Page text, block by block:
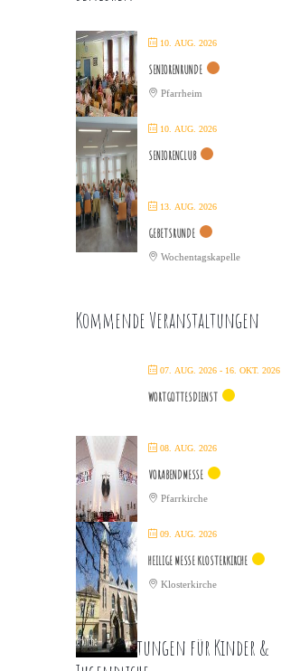
10. AUG. 2026
SENIORENRUNDE
Pfarrheim
10. AUG. 2026
SENIORENCLUB
13. AUG. 2026
GEBETSRUNDE
Wochentagskapelle
Kommende Veranstaltungen
07. AUG. 2026 - 16. OKT. 2026
WORTGOTTESDIENST
08. AUG. 2026
VORABENDMESSE
Pfarrkirche
09. AUG. 2026
HEILIGE MESSE KLOSTERKIRCHE
Klosterkirche
Veranstaltungen für Kinder &